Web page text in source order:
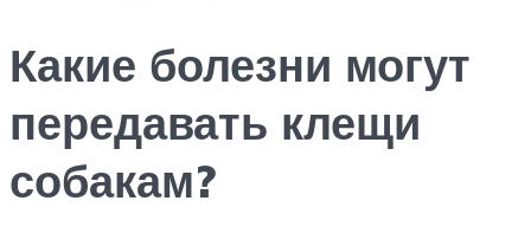
Какие болезни могут
передавать клещи
собакам?